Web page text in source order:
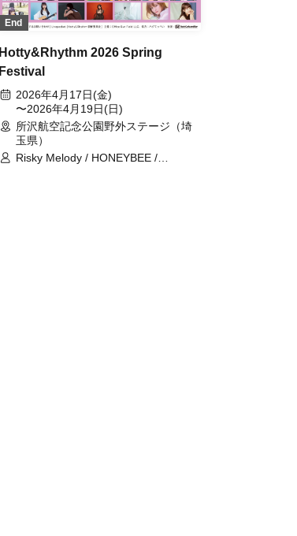
End
Hotty&Rhythm 2026 Spring
Festival
2026年4月17日(金)
〜2026年4月19日(日)
所沢航空記念公園野外ステージ（埼
玉県）
Risky Melody / HONEYBEE /